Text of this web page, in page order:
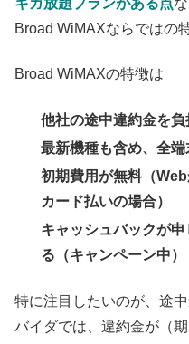
Broad WiMAXならではの
Broad WiMAXの特徴は
他社の途中違約金を
最新機種も含め、全端
初期費用が無料（
カード払いの場合）
キャッシュバックが
る（キャンペーン中）
特に注目したいのが、途
バイダでは、違約金が（